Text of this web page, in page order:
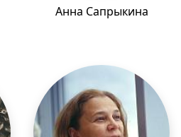
Анна Сапрыкина